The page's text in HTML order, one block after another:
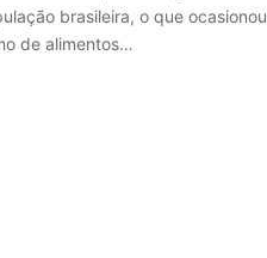
brasileira, o que ocasionou
de alimentos…